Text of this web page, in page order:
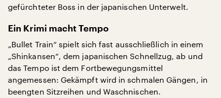
gefürchteter Boss in der japanischen Unterwelt.
Ein Krimi macht Tempo
„Bullet Train“ spielt sich fast ausschließlich in einem
„Shinkansen“, dem japanischen Schnellzug, ab und
das Tempo ist dem Fortbewegungsmittel
angemessen: Gekämpft wird in schmalen Gängen, in
beengten Sitzreihen und Waschnischen.